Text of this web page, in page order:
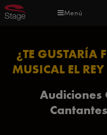
Pasar
al
Menú
¿TE GUSTARÍA
MUSICAL EL
Audiciones